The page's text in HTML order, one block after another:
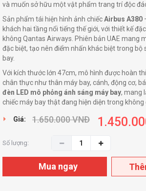
và muốn sở hữu một vật phẩm trang trí độc
Sản phẩm tái hiện hình ảnh chiếcAirbus A380
khách hai tầng nổi tiếng thế giới, với thiết kế
không Qantas Airways. Phiên bản UAE mang
đặc biệt, tạo nên điểm nhấn khác biệt trong
bay.
Với kích thước lớn 47cm, mô hình được hoàn
chân thực như thân máy bay, cánh, động cơ,
đèn LED mô phỏng ánh sáng máy bay, mang
chiếc máy bay thật đang hiện diện trong không
Giá: 1.650.000VNĐ
Số lượng:
Mua ngay